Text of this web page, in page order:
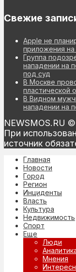
Свежие
Apple не
приложения на
Группа
нападении на
под суд
В Москве
пластической
В Видном
нападении на
NEWSMOS.RU
При
источник
Главная
Новости
Город
Регион
Инциденты
Власть
Культура
Недвижимость
Спорт
Еще
Люди
Мнения